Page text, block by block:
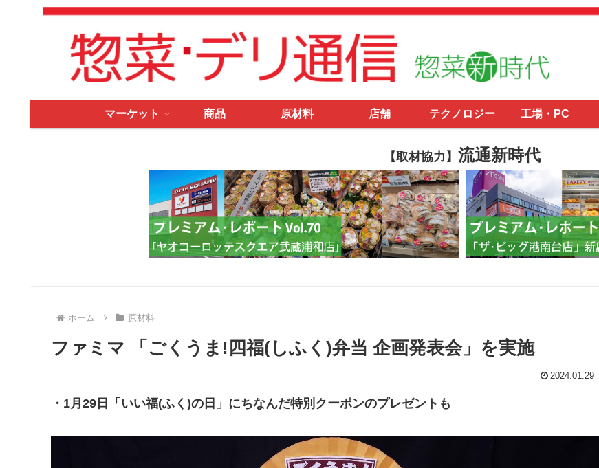
マーケット 商品 原材料 店舗 テクノロジー 工場・PC
【取材協力】 流通新時代
ホーム 原材料
ファミマ 「ごくうま!四福(しふく)弁当 企画発表会」を実施
2024.01.29
・1月29日「いい福(ふく)の日」にちなんだ特別クーポンのプレゼントも